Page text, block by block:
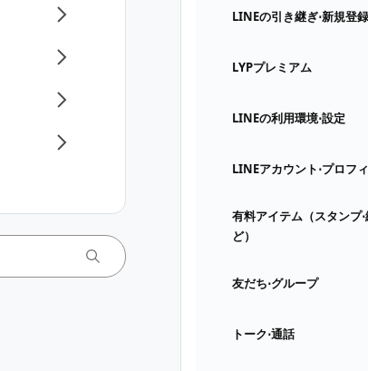
LINEの引き継ぎ⋅新規登録
LYPプレミアム
LINEの利用環境⋅設定
LINEアカウント⋅プロフ
有料アイテム（スタンプ
ど）
友だち⋅グループ
トーク⋅通話